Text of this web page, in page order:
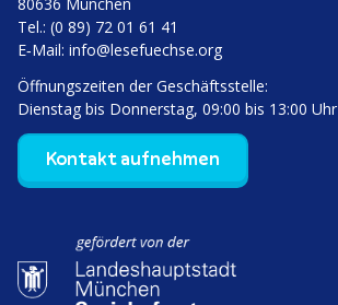
B
Tel.: (0 89) 72 01 61 41
E‑Mail: info@lesefuechse.org
Öffnungs­zeiten der Geschäftsstelle:
Dienstag bis Donnerstag, 09:00 bis 13:00 Uhr
Kontakt aufnehmen